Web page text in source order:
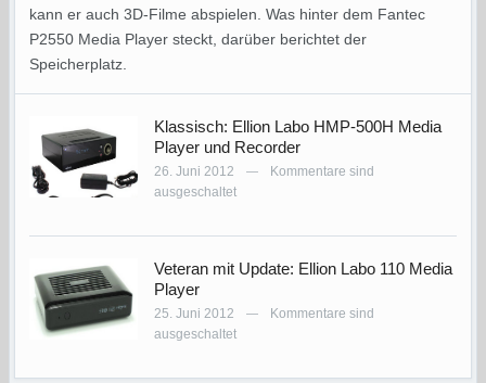
kann er auch 3D-Filme abspielen. Was hinter dem Fantec
P2550 Media Player steckt, darüber berichtet der
Speicherplatz.
Klassisch: Ellion Labo HMP-500H Media
Player und Recorder
26. Juni 2012 —
Kommentare sind
ausgeschaltet
Veteran mit Update: Ellion Labo 110 Media
Player
25. Juni 2012 —
Kommentare sind
ausgeschaltet